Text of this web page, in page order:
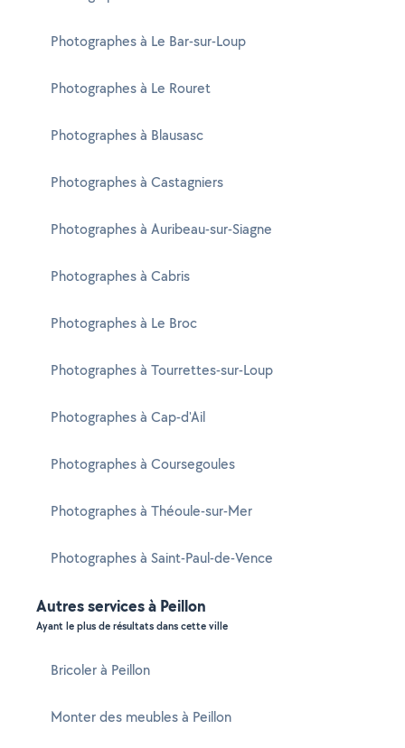
Photographes à Le Bar-sur-Loup
Photographes à Le Rouret
Photographes à Blausasc
Photographes à Castagniers
Photographes à Auribeau-sur-Siagne
Photographes à Cabris
Photographes à Le Broc
Photographes à Tourrettes-sur-Loup
Photographes à Cap-d'Ail
Photographes à Coursegoules
Photographes à Théoule-sur-Mer
Photographes à Saint-Paul-de-Vence
Autres services à Peillon
Ayant le plus de résultats dans cette ville
Bricoler à Peillon
Monter des meubles à Peillon